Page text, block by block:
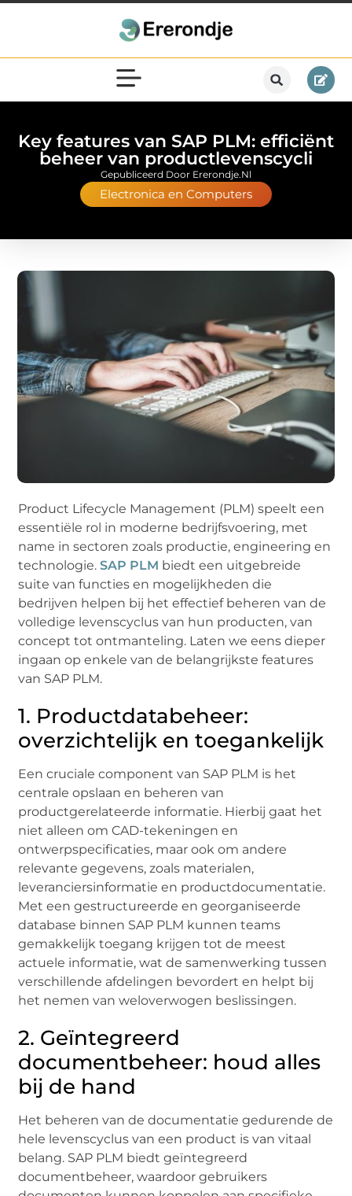
Key features van SAP PLM: efficiënt
beheer van productlevenscycli
Electronica en Computers
Gepubliceerd Door Ererondje.nl
Product Lifecycle Management (PLM) speelt een
essentiële rol in moderne bedrijfsvoering, met
name in sectoren zoals productie, engineering en
technologie.SAP PLM biedt een uitgebreide
suite van functies en mogelijkheden die
bedrijven helpen bij het effectief beheren van de
volledige levenscyclus van hun producten, van
concept tot ontmanteling. Laten we eens dieper
ingaan op enkele van de belangrijkste features
van SAP PLM.
1. Productdatabeheer:
overzichtelijk en toegankelijk
Een cruciale component van SAP PLM is het
centrale opslaan en beheren van
productgerelateerde informatie. Hierbij gaat het
niet alleen om CAD-tekeningen en
ontwerpspecificaties, maar ook om andere
relevante gegevens, zoals materialen,
leveranciersinformatie en productdocumentatie.
Met een gestructureerde en georganiseerde
database binnen SAP PLM kunnen teams
gemakkelijk toegang krijgen tot de meest
actuele informatie, wat de samenwerking tussen
verschillende afdelingen bevordert en helpt bij
het nemen van weloverwogen beslissingen.
2. Geïntegreerd
documentbeheer: houd alles
bij de hand
Het beheren van de documentatie gedurende de
hele levenscyclus van een product is van vitaal
belang. SAP PLM biedt geïntegreerd
documentbeheer, waardoor gebruikers